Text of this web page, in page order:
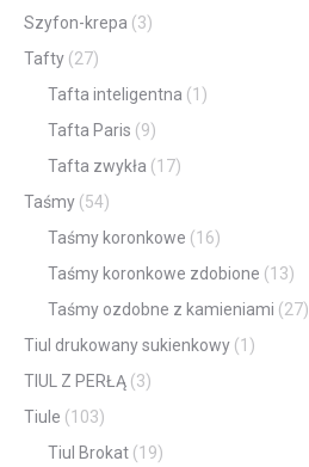
Szyfon-krepa (3)
Tafty (27)
Tafta inteligentna (1)
Tafta Paris (9)
Tafta zwykła (17)
Taśmy (54)
Taśmy koronkowe (16)
Taśmy koronkowe zdobione (13)
Taśmy ozdobne z kamieniami (27)
Tiul drukowany sukienkowy (1)
TIUL Z PERŁĄ (3)
Tiule (103)
Tiul Brokat (19)